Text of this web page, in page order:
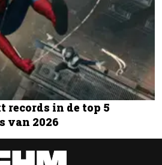
records in de top 5
van 2026